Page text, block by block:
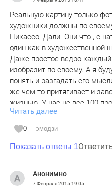
Реальную картину только
художники должны по
Пикассо, Дали. Они что , с
один как в художественной
Даже простое ведро
изобразит по своему. А я
понять и разгадать его
же чем то притягивает и
жизнью. У нас не все 100
надо про весь народ
про вас, но вы то считаете,
только не про меня. Я то не
Читать далее
0 эмодзи
Показать ответы 1
Анонимно
7 Февраля 201519:05